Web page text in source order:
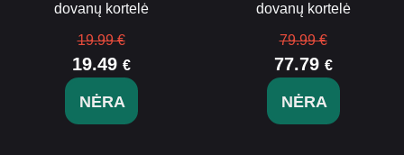
dovanų kortelė
19.99 €
19.49 €
NĖRA
dovanų kortelė
79.99 €
77.79 €
NĖRA